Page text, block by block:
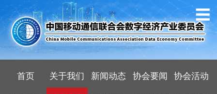
首页 关于我们 新闻动态 协会要闻 协会活动